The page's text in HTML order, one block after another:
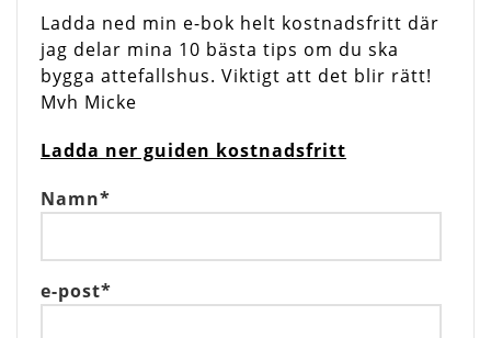
Ladda ned min e-bok helt kostnadsfritt där
jag delar mina 10 bästa tips om du ska
bygga attefallshus. Viktigt att det blir rätt!
Mvh Micke
Ladda ner guiden kostnadsfritt
Namn*
e-post*